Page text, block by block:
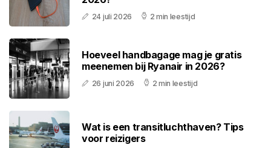
24 juli 2026 2 min leestijd
Hoeveel handbagage mag je gratis
meenemen bij Ryanair in 2026?
26 juni 2026 2 min leestijd
Wat is een transitluchthaven? Tips
voor reizigers